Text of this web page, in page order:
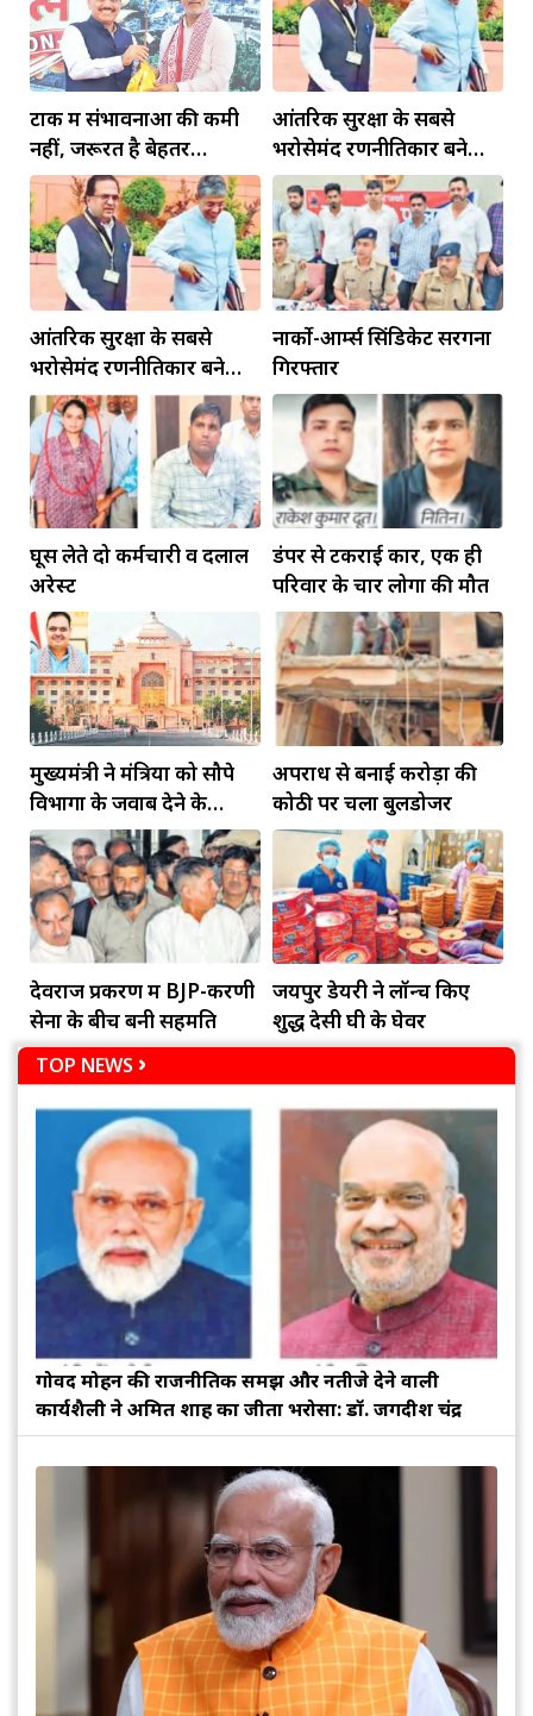
टोंक में संभावनाओं की कमी
नहीं, जरूरत है बेहतर
इंफ्रास्ट्रक्चर की
आंतरिक सुरक्षा के सबसे
भरोसेमंद रणनीतिकार बने
रहेंगे गोविंद मोहन
आंतरिक सुरक्षा के सबसे
भरोसेमंद रणनीतिकार बने
रहेंगे गोविंद मोहन
नार्को-आर्म्स सिंडिकेट सरगना
गिरफ्तार
घूस लेते दो कर्मचारी व दलाल
अरेस्ट
डंपर से टकराई कार, एक ही
परिवार के चार लोगों की मौत
मुख्यमंत्री ने मंत्रियों को सौपे
विभागों के जवाब देने के
दायित्व
अपराध से बनाई करोड़ों की
कोठी पर चला बुलडोजर
देवराज प्रकरण में BJP-करणी
सेना के बीच बनी सहमति
जयपुर डेयरी ने लॉन्च किए
शुद्ध देसी घी के घेवर
TOP NEWS
गोविंद मोहन की राजनीतिक समझ और नतीजे देने वाली
कार्यशैली ने अमित शाह का जीता भरोसा: डॉ. जगदीश चंद्र